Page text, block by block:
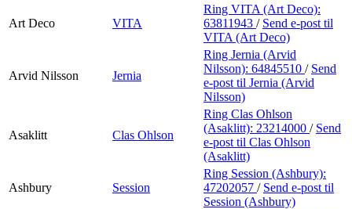
Art Deco VITA
Ring VITA (Art Deco):
63811943 / Send e-post til
VITA (Art Deco)
Arvid Nilsson Jernia
Ring Jernia (Arvid
Nilsson): 64845510 / Send
e-post til Jernia (Arvid
Nilsson)
Asaklitt Clas Ohlson
Ring Clas Ohlson
(Asaklitt): 23214000 / Send
e-post til Clas Ohlson
(Asaklitt)
Ashbury Session
Ring Session (Ashbury):
47202057 / Send e-post til
Session (Ashbury)